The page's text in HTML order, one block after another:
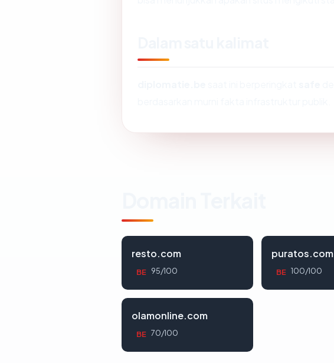
resto.com
BE 95/100
puratos.com
BE 100/100
olamonline.com
BE 70/100